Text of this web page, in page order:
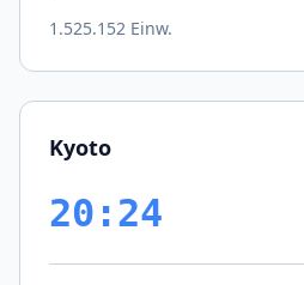
1.525.152 Einw.
Kyoto
20:24